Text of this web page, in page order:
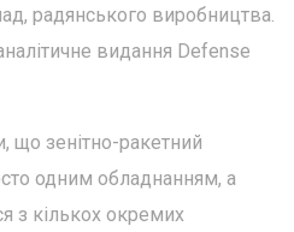
радянського виробництва.
видання Defense
що зенітно-ракетний
одним обладнанням, а
з кількох окремих